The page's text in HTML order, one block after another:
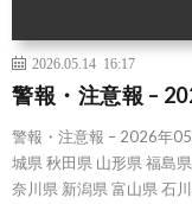
2026.05.14 16:17
警報・注意報 –
警報・注意報 – 2026年
城県 秋田県 山形県 福島
奈川県 新潟県 富山県 石